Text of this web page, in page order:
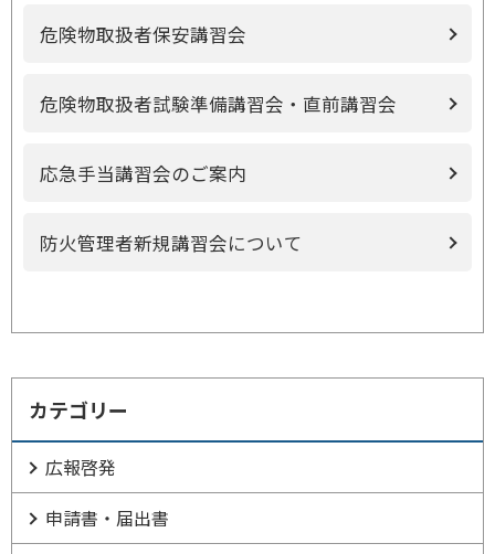
危険物取扱者保安講習会
危険物取扱者試験準備講習会・直前講習会
応急手当講習会のご案内
防火管理者新規講習会について
カテゴリー
広報啓発
申請書・届出書